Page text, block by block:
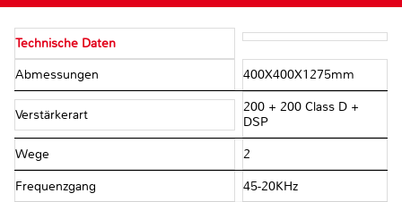
Technische Daten
Abmessungen 400X400X1275mm
Verstärkerart
200 + 200 Class D +
DSP
Wege 2
Frequenzgang 45-20KHz